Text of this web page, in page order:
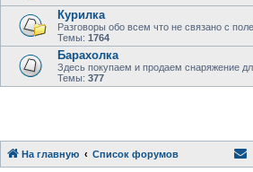
Курилка
Разговоры обо всем что не связано с
Темы: 1764
Барахолка
Здесь покупаем и продаем снаряжение
Темы: 377
На главную Список форумов